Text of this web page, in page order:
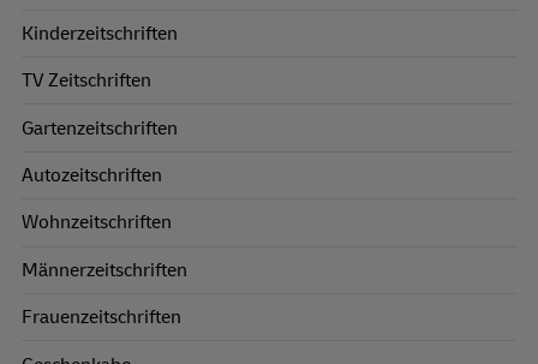
Kinderzeitschriften
TV Zeitschriften
Gartenzeitschriften
Autozeitschriften
Wohnzeitschriften
Männerzeitschriften
Frauenzeitschriften